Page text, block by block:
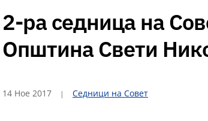
2-ра седница на
Општина Свети
14 Ное 2017 Седници на Совет